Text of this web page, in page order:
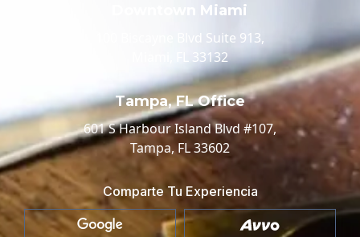
Downtown Miami
100 Biscayne Blvd Suite 913,
Miami, FL 33132
Tampa, FL Office
601 S Harbour Island Blvd #107,
Tampa, FL 33602
Comparte Tu Experiencia